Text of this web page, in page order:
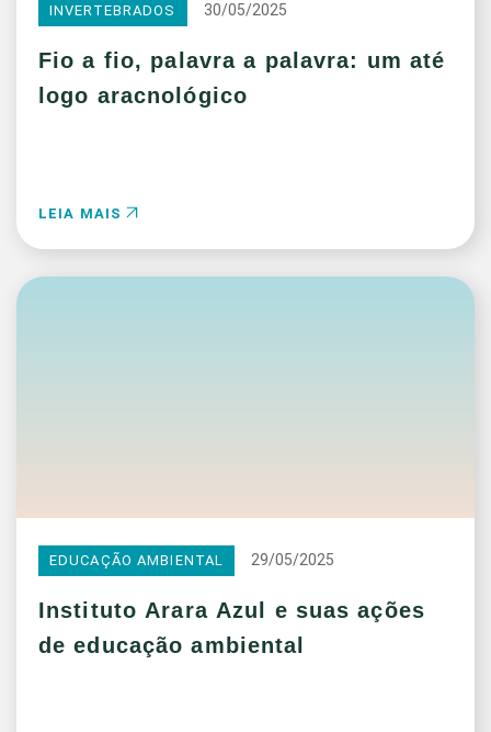
INVERTEBRADOS 30/05/2025
Fio a fio, palavra a palavra: um até
logo aracnológico
LEIA MAIS
EDUCAÇÃO AMBIENTAL 29/05/2025
Instituto Arara Azul e suas ações
de educação ambiental